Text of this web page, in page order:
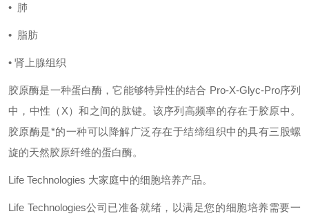
• 肺
• 脂肪
• 肾上腺组织
胶原酶是一种蛋白酶，它能够特异性的结合 Pro-X-Glyc-Pro序列
中，中性（X）和之间的肽键。该序列高频率的存在于胶原中。
胶原酶是*的一种可以降解广泛存在于结缔组织中的具有三股螺
旋的天然胶原纤维的蛋白酶。
Life Technologies 大家庭中的细胞培养产品。
Life Technologies公司已准备就绪，以满足您的细胞培养需要一